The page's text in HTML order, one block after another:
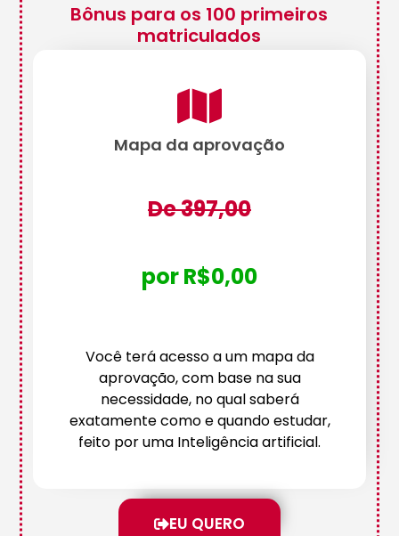
Bônus para os 100 primeiros
matriculados
Mapa da aprovação
De 397,00
por R$0,00
Você terá acesso a um mapa da
aprovação, com base na sua
necessidade, no qual saberá
exatamente como e quando estudar,
feito por uma Inteligência artificial.
EU QUERO